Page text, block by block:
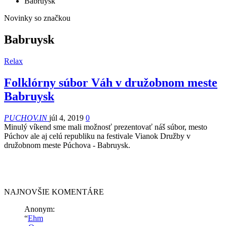
Novinky so značkou
Babruysk
Relax
Folklórny súbor Váh v družobnom meste
Babruysk
PUCHOV.INjúl 4, 2019 0
Minulý víkend sme mali možnosť prezentovať náš súbor, mesto
Púchov ale aj celú republiku na festivale Vianok Družby v
družobnom meste Púchova - Babruysk.
NAJNOVŠIE KOMENTÁRE
Anonym:
“Ehm